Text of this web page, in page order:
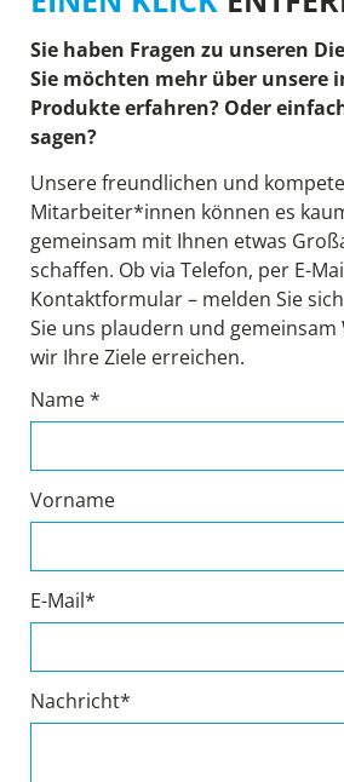
Sie haben Fragen zu unseren
Sie möchten mehr über unsere
Produkte erfahren? Oder
sagen?
Unsere freundlichen und
Mitarbeiter*innen können es
gemeinsam mit Ihnen etwas
schaffen. Ob via Telefon, per E-
Kontaktformular – melden Sie
Sie uns plaudern und gemeinsam
wir Ihre Ziele erreichen.
Name *
Vorname
E-Mail*
Nachricht*